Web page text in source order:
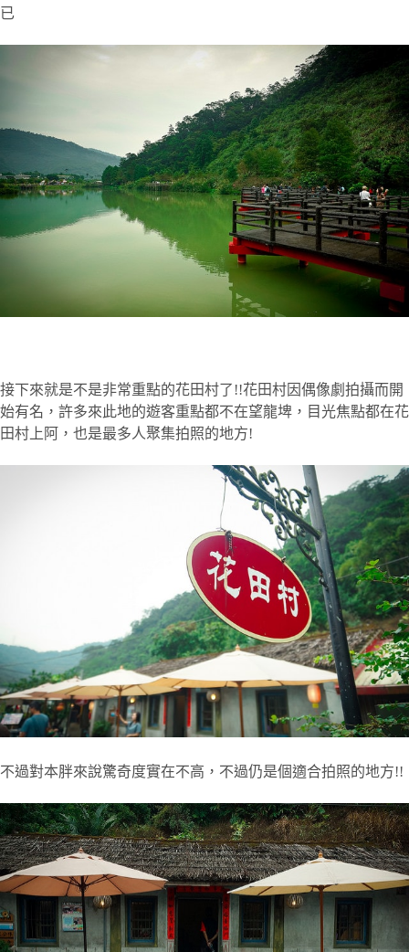
已
接下來就是不是非常重點的花田村了!!花田村因偶像劇拍攝而開
始有名，許多來此地的遊客重點都不在望龍埤，目光焦點都在花
田村上阿，也是最多人聚集拍照的地方!
不過對本胖來說驚奇度實在不高，不過仍是個適合拍照的地方!!